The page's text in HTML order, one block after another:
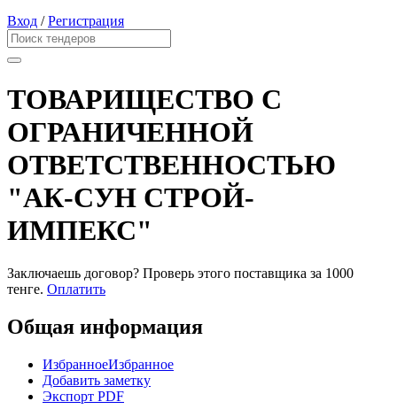
Вход /Регистрация
ТОВАРИЩЕСТВО С
ОГРАНИЧЕННОЙ
ОТВЕТСТВЕННОСТЬЮ
"АК-СУН СТРОЙ-
ИМПЕКС"
Заключаешь договор? Проверь этого поставщика за 1000
тенге. Оплатить
Общая информация
ИзбранноеИзбранное
Добавить заметку
Экспорт PDF